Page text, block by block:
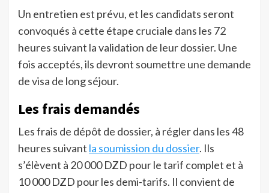
Un entretien est prévu, et les candidats seront
convoqués à cette étape cruciale dans les 72
heures suivant la validation de leur dossier. Une
fois acceptés, ils devront soumettre une demande
de visa de long séjour.
Les frais demandés
Les frais de dépôt de dossier, à régler dans les 48
heures suivant la soumission du dossier. Ils
s’élèvent à 20 000 DZD pour le tarif complet et à
10 000 DZD pour les demi-tarifs. Il convient de